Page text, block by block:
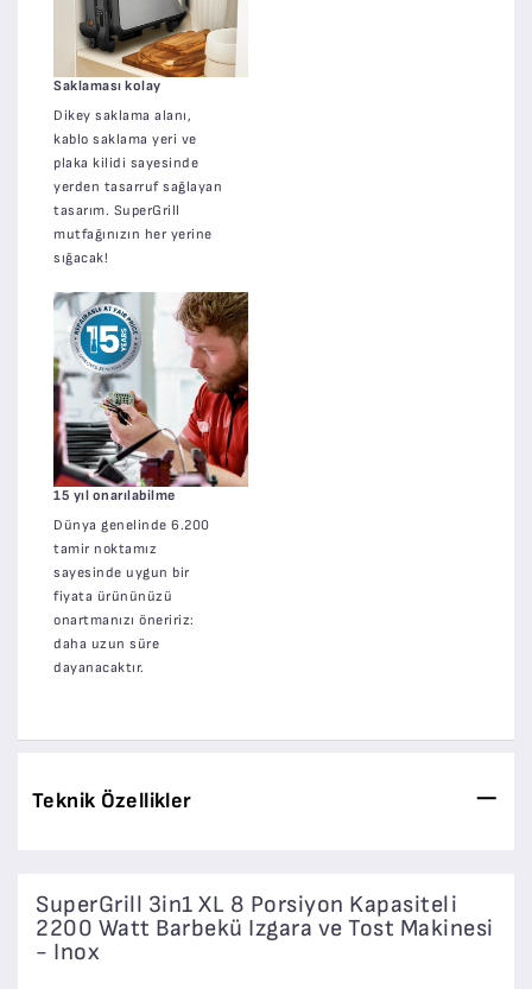
Saklaması kolay
Dikey saklama alanı,
kablo saklama yeri ve
plaka kilidi sayesinde
yerden tasarruf sağlayan
tasarım. SuperGrill
mutfağınızın her yerine
sığacak!
15 yıl onarılabilme
Dünya genelinde 6.200
tamir noktamız
sayesinde uygun bir
fiyata ürününüzü
onartmanızı öneririz:
daha uzun süre
dayanacaktır.
Teknik Özellikler
SuperGrill 3in1 XL 8 Porsiyon Kapasiteli
2200 Watt Barbekü Izgara ve Tost Makinesi
- Inox